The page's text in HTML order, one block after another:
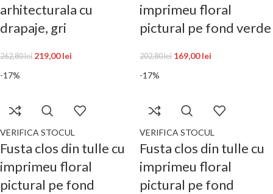
arhitecturala cu
drapaje, gri
262,80lei 219,00lei
imprimeu floral
pictural pe fond verde
202,80lei 169,00lei
-17%
VERIFICA STOCUL
Fusta clos din tulle cu
imprimeu floral
pictural pe fond
-17%
VERIFICA STOCUL
Fusta clos din tulle cu
imprimeu floral
pictural pe fond